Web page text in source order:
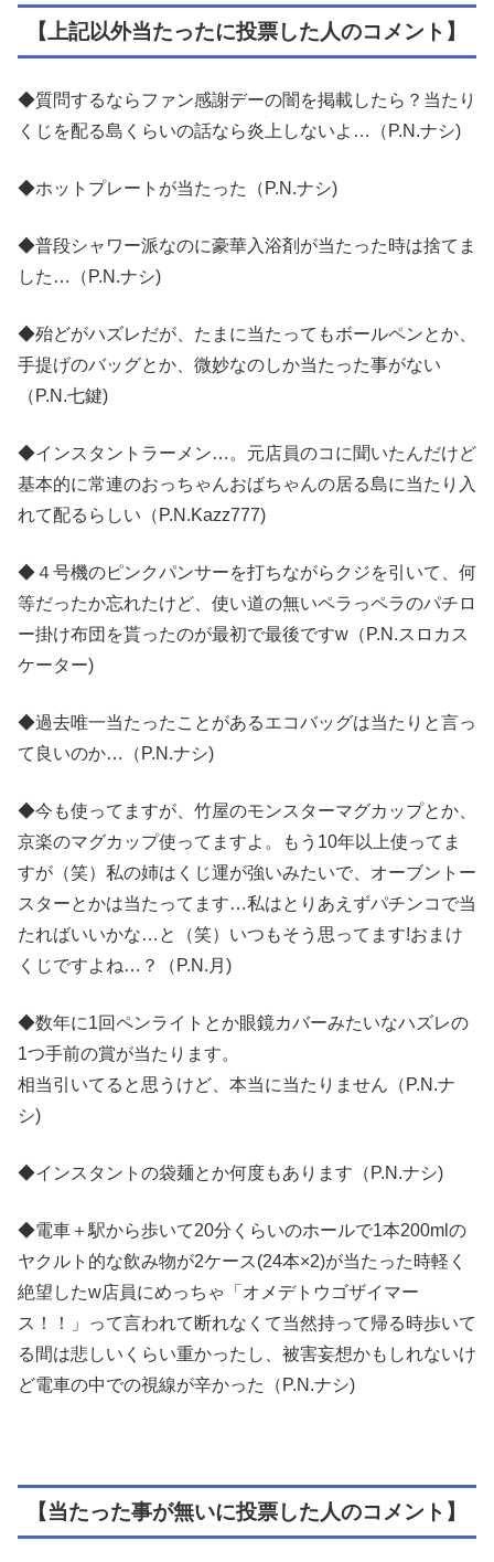
【上記以外当たったに投票した人のコメント】
◆質問するならファン感謝デーの闇を掲載したら？当たり
くじを配る島くらいの話なら炎上しないよ…（P.N.ナシ)
◆ホットプレートが当たった（P.N.ナシ)
◆普段シャワー派なのに豪華入浴剤が当たった時は捨てま
した…（P.N.ナシ)
◆殆どがハズレだが、たまに当たってもボールペンとか、
手提げのバッグとか、微妙なのしか当たった事がない
（P.N.七鍵)
◆インスタントラーメン…。元店員のコに聞いたんだけど
基本的に常連のおっちゃんおばちゃんの居る島に当たり入
れて配るらしい（P.N.Kazz777)
◆４号機のピンクパンサーを打ちながらクジを引いて、何
等だったか忘れたけど、使い道の無いペラっペラのパチロ
ー掛け布団を貰ったのが最初で最後ですw（P.N.スロカス
ケーター)
◆過去唯一当たったことがあるエコバッグは当たりと言っ
て良いのか…（P.N.ナシ)
◆今も使ってますが、竹屋のモンスターマグカップとか、
京楽のマグカップ使ってますよ。もう10年以上使ってま
すが（笑）私の姉はくじ運が強いみたいで、オーブントー
スターとかは当たってます…私はとりあえずパチンコで当
たればいいかな…と（笑）いつもそう思ってます!おまけ
くじですよね…？（P.N.月)
◆数年に1回ペンライトとか眼鏡カバーみたいなハズレの
1つ手前の賞が当たります。
相当引いてると思うけど、本当に当たりません（P.N.ナ
シ)
◆インスタントの袋麺とか何度もあります（P.N.ナシ)
◆電車＋駅から歩いて20分くらいのホールで1本200mlの
ヤクルト的な飲み物が2ケース(24本×2)が当たった時軽く
絶望したw店員にめっちゃ「オメデトウゴザイマー
ス！！」って言われて断れなくて当然持って帰る時歩いて
る間は悲しいくらい重かったし、被害妄想かもしれないけ
ど電車の中での視線が辛かった（P.N.ナシ)
【当たった事が無いに投票した人のコメント】